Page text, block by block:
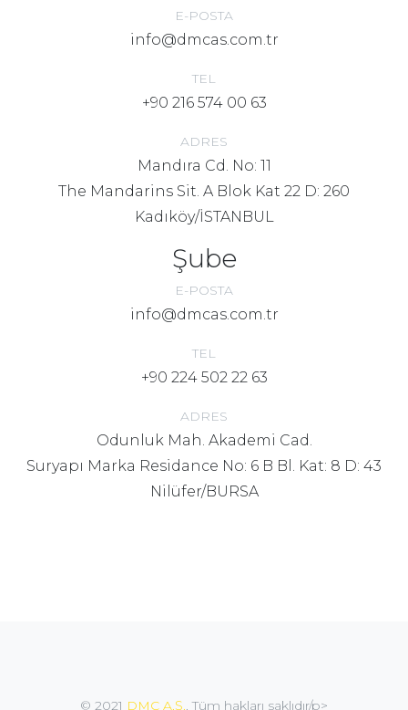
E-POSTA
info@dmcas.com.tr
TEL
+90 216 574 00 63
ADRES
Mandıra Cd. No: 11
The Mandarins Sit. A Blok Kat 22 D: 260
Kadıköy/İSTANBUL
Şube
E-POSTA
info@dmcas.com.tr
TEL
+90 224 502 22 63
ADRES
Odunluk Mah. Akademi Cad.
Suryapı Marka Residance No: 6 B Bl. Kat: 8 D: 43
Nilüfer/BURSA
© 2021 DMC A.Ş.. Tüm hakları saklıdır/p>